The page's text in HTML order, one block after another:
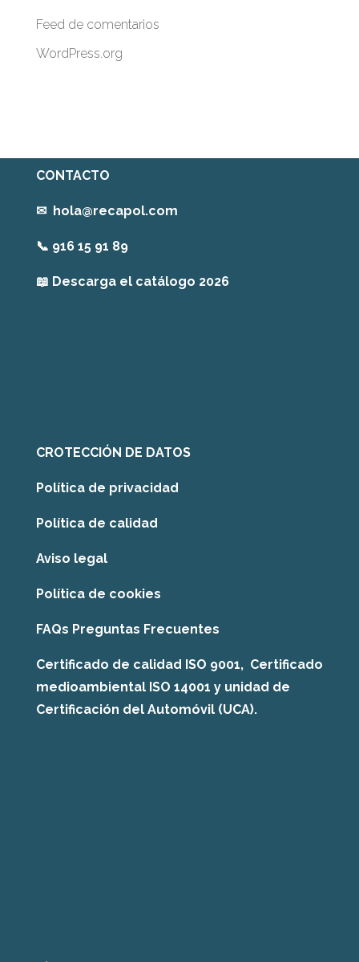
Feed de comentarios
WordPress.org
CONTACTO
✉ hola@recapol.com
📞 916 15 91 89
📖 Descarga el catálogo 2026
CROTECCIÓN DE DATOS
Política de privacidad
Política de calidad
Aviso legal
Política de cookies
FAQs Preguntas Frecuentes
Certificado de calidad ISO 9001, Certificado
medioambiental ISO 14001 y unidad de
Certificación del Automóvil (UCA).